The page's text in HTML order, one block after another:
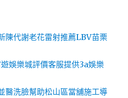
陳代謝老花雷射推薦LBV苗栗
娛樂城評價客服提供3a娛樂
醫洗臉幫助松山區當舖施工導